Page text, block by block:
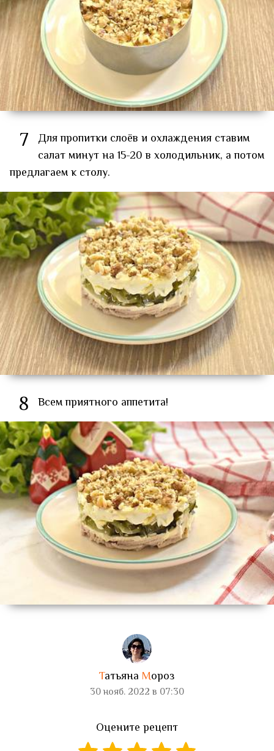
7
Для пропитки слоёв и охлаждения ставим
салат минут на 15-20 в холодильник, а потом
предлагаем к столу.
8 Всем приятного аппетита!
Татьяна Мороз
30 нояб. 2022 в 07:30
Оцените рецепт